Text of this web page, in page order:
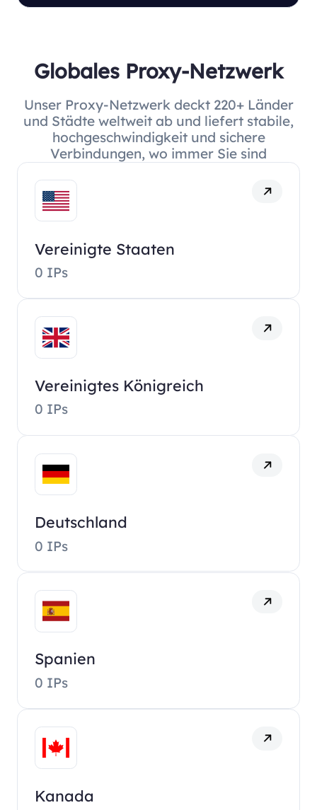
Globales Proxy-Netzwerk
Unser Proxy-Netzwerk deckt 220+ Länder
und Städte weltweit ab und liefert stabile,
hochgeschwindigkeit und sichere
Verbindungen, wo immer Sie sind
Vereinigte Staaten
0 IPs
Vereinigtes Königreich
0 IPs
Deutschland
0 IPs
Spanien
0 IPs
Kanada